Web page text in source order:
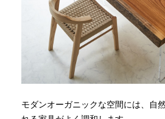
モダンオーガニックな空間には、自